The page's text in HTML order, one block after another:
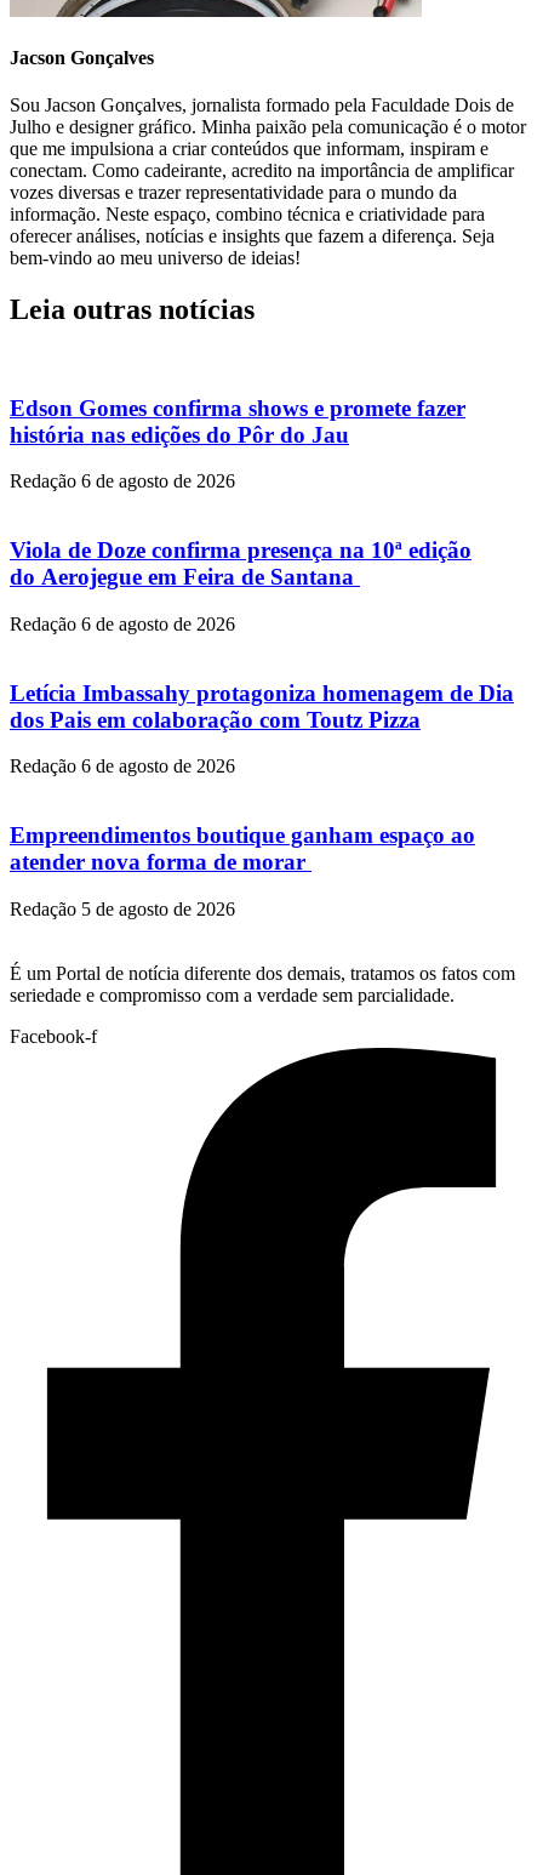
Jacson Gonçalves
Sou Jacson Gonçalves, jornalista formado pela Faculdade Dois de
Julho e designer gráfico. Minha paixão pela comunicação é o motor
que me impulsiona a criar conteúdos que informam, inspiram e
conectam. Como cadeirante, acredito na importância de amplificar
vozes diversas e trazer representatividade para o mundo da
informação. Neste espaço, combino técnica e criatividade para
oferecer análises, notícias e insights que fazem a diferença. Seja
bem-vindo ao meu universo de ideias!
Leia outras notícias
Edson Gomes confirma shows e promete fazer
história nas edições do Pôr do Jau
Redação 6 de agosto de 2026
Viola de Doze confirma presença na 10ª edição
do Aerojegue em Feira de Santana
Redação 6 de agosto de 2026
Letícia Imbassahy protagoniza homenagem de Dia
dos Pais em colaboração com Toutz Pizza
Redação 6 de agosto de 2026
Empreendimentos boutique ganham espaço ao
atender nova forma de morar
Redação 5 de agosto de 2026
É um Portal de notícia diferente dos demais, tratamos os fatos com
seriedade e compromisso com a verdade sem parcialidade.
Facebook-f